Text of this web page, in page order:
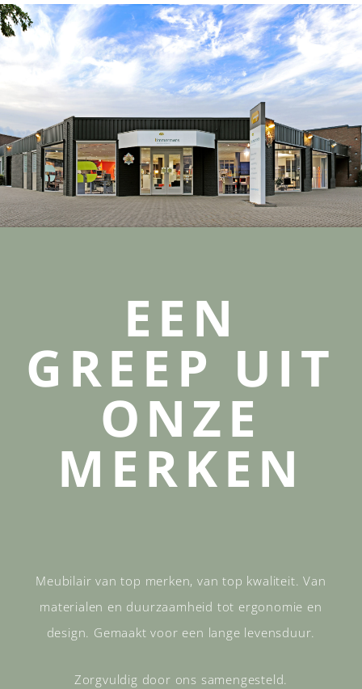
EEN
GREEP UIT
ONZE
MERKEN
Meubilair van top merken, van top kwaliteit. Van
materialen en duurzaamheid tot ergonomie en
design. Gemaakt voor een lange levensduur.
Zorgvuldig door ons samengesteld.